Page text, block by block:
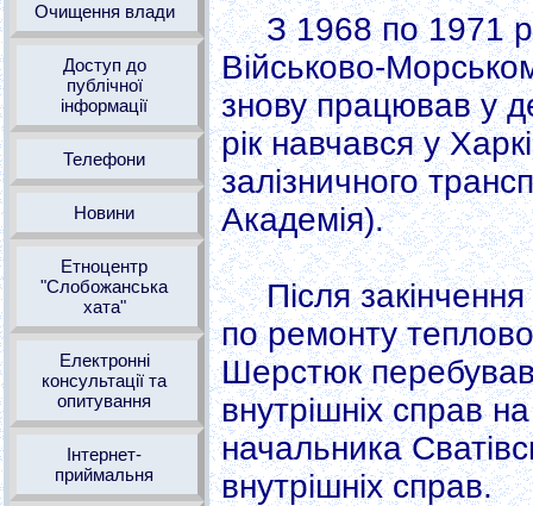
Очищення влади
Доступ до
публічної
інформації
Телефони
Новини
Етноцентр
"Слобожанська
хата"
Електронні
консультації та
опитування
Інтернет-
приймальня
З 1968 по 1971
Військово-
знову працював у
рік навчався у
залізничного
Академія).
Після
по ремонту
Шерстюк
внутрішніх справ
начальника
внутрішніх справ.